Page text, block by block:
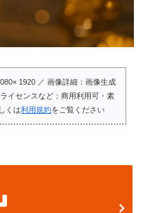
1920 ／ 画像詳細：画像生成
イセンスなど：商用利用可・素
くは利用規約をご覧ください